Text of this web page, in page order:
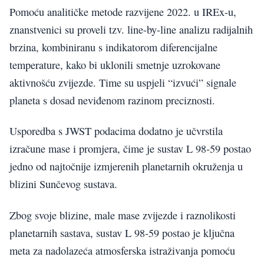
Pomoću analitičke metode razvijene 2022. u IREx-u,
znanstvenici su proveli tzv. line-by-line analizu radijalnih
brzina, kombiniranu s indikatorom diferencijalne
temperature, kako bi uklonili smetnje uzrokovane
aktivnošću zvijezde. Time su uspjeli “izvući” signale
planeta s dosad neviđenom razinom preciznosti.
Usporedba s JWST podacima dodatno je učvrstila
izračune mase i promjera, čime je sustav L 98-59 postao
jedno od najtočnije izmjerenih planetarnih okruženja u
blizini Sunčevog sustava.
Zbog svoje blizine, male mase zvijezde i raznolikosti
planetarnih sastava, sustav L 98-59 postao je ključna
meta za nadolazeća atmosferska istraživanja pomoću